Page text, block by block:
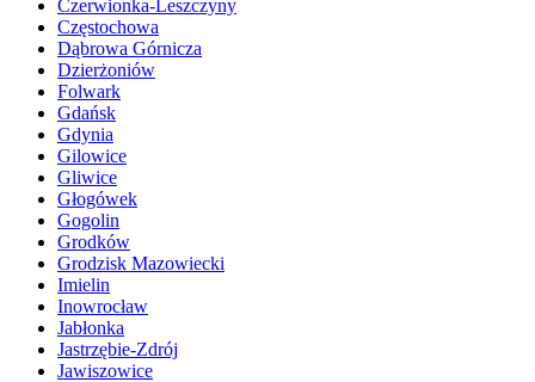
Czerwionka-Leszczyny
Częstochowa
Dąbrowa Górnicza
Dzierżoniów
Folwark
Gdańsk
Gdynia
Gilowice
Gliwice
Głogówek
Gogolin
Grodków
Grodzisk Mazowiecki
Imielin
Inowrocław
Jabłonka
Jastrzębie-Zdrój
Jawiszowice